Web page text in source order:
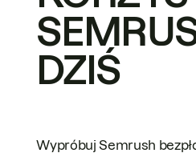
DZIŚ
Wypróbuj Semrush